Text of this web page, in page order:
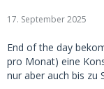
Das, liebe
17. September 2025
End of the day
pro Monat) eine
nur aber auch bis zu